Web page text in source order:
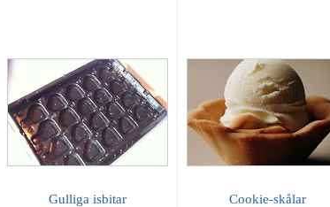
Gulliga isbitar Cookie-skålar